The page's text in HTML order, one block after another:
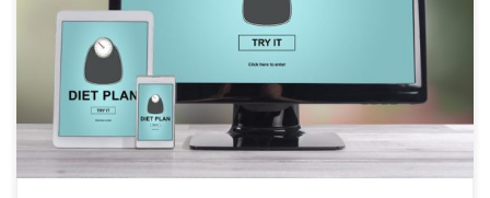
間食がやめられません。 という相談をよく受けます。間食をや
めれば痩せる。 間食をするから太る。間食を […]